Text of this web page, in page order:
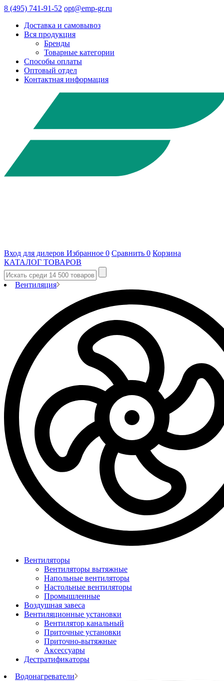
8 (495) 741-91-52 opt@emp-gr.ru
Доставка и самовывоз
Вся продукция
Бренды
Товарные категории
Способы оплаты
Оптовый отдел
Контактная информация
Вход для дилеров Избранное 0 Сравнить 0 Корзина
КАТАЛОГ ТОВАРОВ
Вентиляция
Вентиляторы
Вентиляторы вытяжные
Напольные вентиляторы
Настольные вентиляторы
Промышленные
Воздушная завеса
Вентиляционные установки
Вентилятор канальный
Приточные установки
Приточно-вытяжные
Аксессуары
Дестратификаторы
Водонагреватели